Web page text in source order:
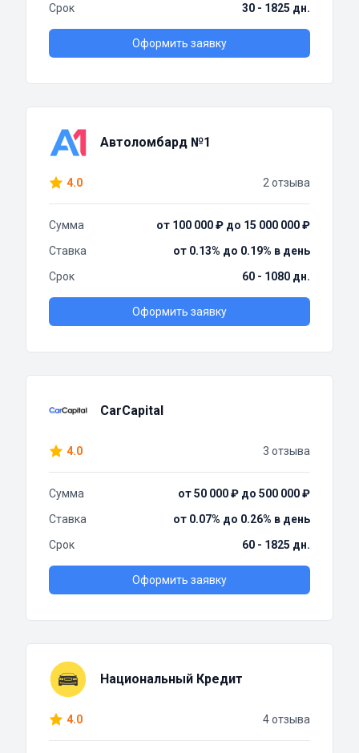
Срок
30 - 1825 дн.
Оформить заявку
Автоломбард №1
4.0 2 отзыва
Сумма
от 100 000 ₽ до 15 000 000 ₽
Ставка
от 0.13% до 0.19% в день
Срок
60 - 1080 дн.
Оформить заявку
CarCapital
4.0 3 отзыва
Сумма
от 50 000 ₽ до 500 000 ₽
Ставка
от 0.07% до 0.26% в день
Срок
60 - 1825 дн.
Оформить заявку
Национальный Кредит
4.0 4 отзыва